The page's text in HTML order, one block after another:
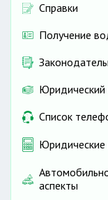
Справки
Получение
Юридический
Список
Юридические
аспекты